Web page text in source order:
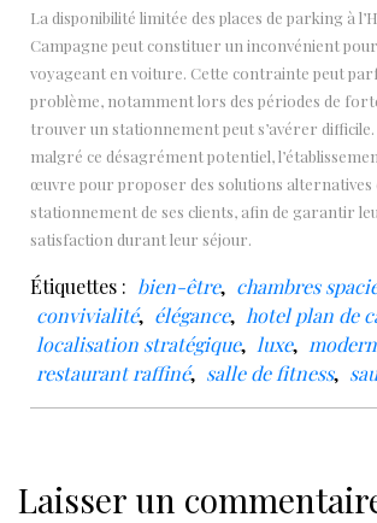
La disponibilité limitée des places de parking à
Campagne peut constituer un inconvénient
voyageant en voiture. Cette contrainte peut
problème, notamment lors des périodes de
trouver un stationnement peut s’avérer
malgré ce désagrément potentiel,
œuvre pour proposer des solutions alternatives
stationnement de ses clients, afin de garantir
satisfaction durant leur séjour.
Étiquettes : bien-être, chambres
convivialité, élégance, hotel plan de
localisation stratégique, luxe,
restaurant raffiné, salle de fitness,
Laisser un